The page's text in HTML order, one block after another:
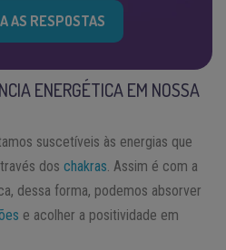
AS RESPOSTAS
ENERGÉTICA EM NOSSA
suscetíveis às energias que
dos chakras . Assim é com a
dessa forma, podemos absorver
e acolher a positividade em